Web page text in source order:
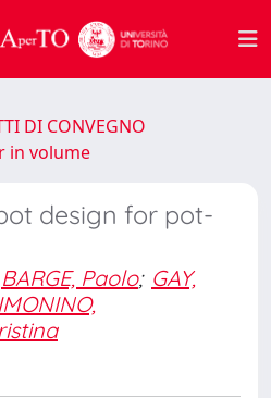
DI CONVEGNO
in volume
design for pot-
BARGE, Paolo; GAY,